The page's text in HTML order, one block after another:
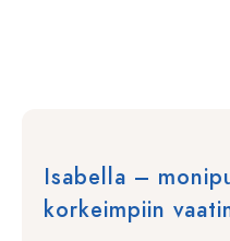
Isabella –
korkeimpiin